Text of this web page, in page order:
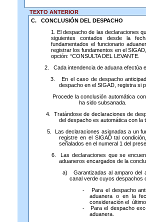
TEXTO ANTERIOR
C. CONCLUSIÓN DEL DESPACHO
1. El despacho de las declaraciones
siguientes contados desde la
fundamentados el funcionario
registrar los fundamentos en el
opción: “CONSULTA DEL LEVANTE.
2.
Cada intendencia de aduana efectúa
3.
En el caso de despacho
despacho en el SIGAD, registra si
Procede la conclusión automática
ha sido subsanada.
4.
Tratándose de declaraciones de
del despacho es automática con la
5.
Las declaraciones asignadas a un
registre en el SIGAD tal
señalados en el numeral 1 del
6.
Las declaraciones que se
aduaneros encargados de la
a) Garantizadas al amparo del
canal verde cuyos despachos
- Para el despacho
aduanera o en la
consideración el último
- Para el despacho
aduanera.